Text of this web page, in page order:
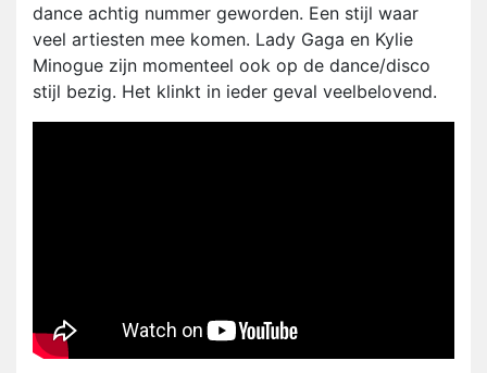
dance achtig nummer geworden. Een stijl waar
veel artiesten mee komen. Lady Gaga en Kylie
Minogue zijn momenteel ook op de dance/disco
stijl bezig. Het klinkt in ieder geval veelbelovend.